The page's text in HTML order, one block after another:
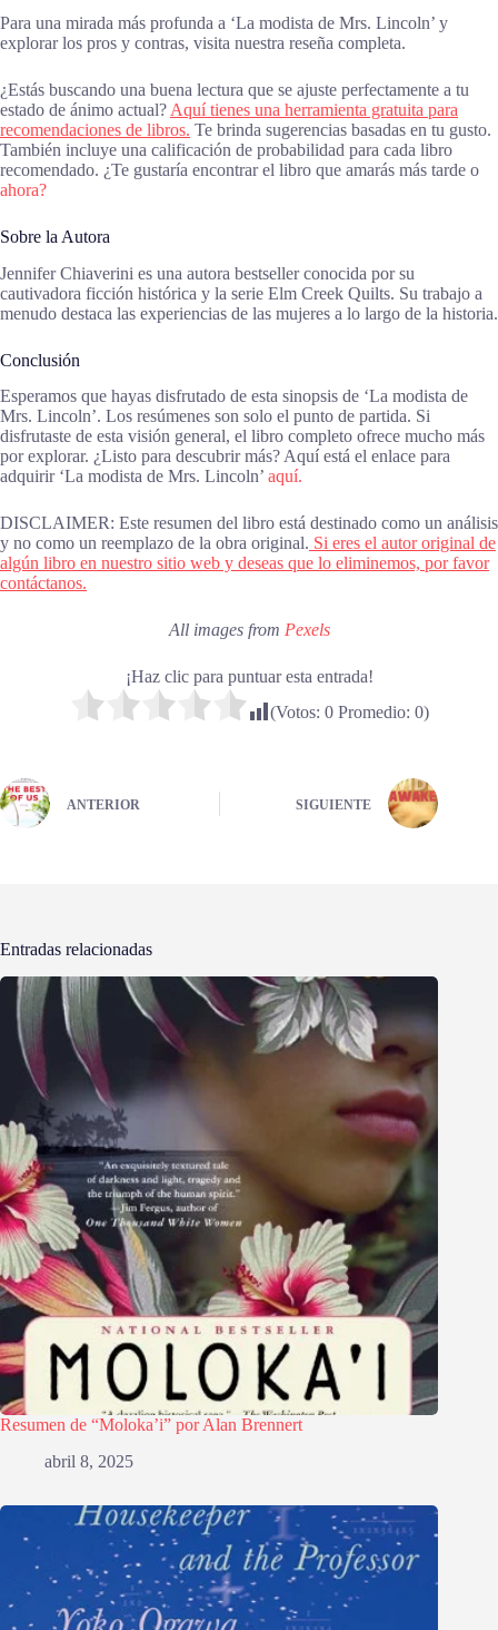
Para una mirada más profunda a ‘La modista de Mrs. Lincoln’ y
explorar los pros y contras, visita nuestra reseña completa.
¿Estás buscando una buena lectura que se ajuste perfectamente a tu
estado de ánimo actual? Aquí tienes una herramienta gratuita para
recomendaciones de libros. Te brinda sugerencias basadas en tu gusto.
También incluye una calificación de probabilidad para cada libro
recomendado. ¿Te gustaría encontrar el libro que amarás más tarde o
ahora?
Sobre la Autora
Jennifer Chiaverini es una autora bestseller conocida por su
cautivadora ficción histórica y la serie Elm Creek Quilts. Su trabajo a
menudo destaca las experiencias de las mujeres a lo largo de la historia.
Conclusión
Esperamos que hayas disfrutado de esta sinopsis de ‘La modista de
Mrs. Lincoln’. Los resúmenes son solo el punto de partida. Si
disfrutaste de esta visión general, el libro completo ofrece mucho más
por explorar. ¿Listo para descubrir más? Aquí está el enlace para
adquirir ‘La modista de Mrs. Lincoln’ aquí.
DISCLAIMER: Este resumen del libro está destinado como un análisis
y no como un reemplazo de la obra original. Si eres el autor original de
algún libro en nuestro sitio web y deseas que lo eliminemos, por favor
contáctanos.
All images from Pexels
¡Haz clic para puntuar esta entrada!
(Votos: 0Promedio: 0)
ANTERIOR SIGUIENTE
Entradas relacionadas
Resumen de “Moloka’i” por Alan Brennert
abril 8, 2025